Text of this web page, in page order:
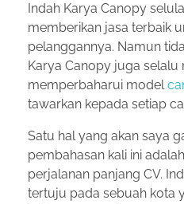
Indah Karya Canopy
memberikan jasa terbaik
pelanggannya. Namun
Karya Canopy juga
memperbaharui model
tawarkan kepada setiap
Satu hal yang akan saya
pembahasan kali ini
perjalanan panjang CV.
tertuju pada sebuah kota